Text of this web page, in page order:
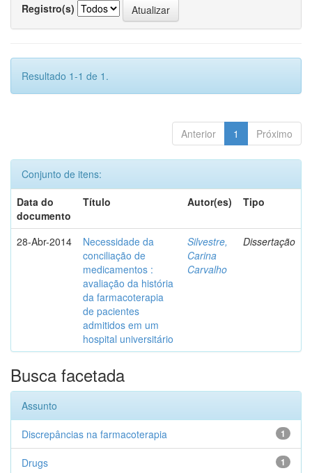
Registro(s)
Resultado 1-1 de 1.
Anterior 1 Próximo
Conjunto de itens:
Data do
documento
Título Autor(es) Tipo
28-Abr-2014
Necessidade da
conciliação de
medicamentos :
avaliação da história
da farmacoterapia
de pacientes
admitidos em um
hospital universitário
Silvestre,
Carina
Carvalho
Dissertação
Busca facetada
Assunto
1
Discrepâncias na farmacoterapia
1
Drugs